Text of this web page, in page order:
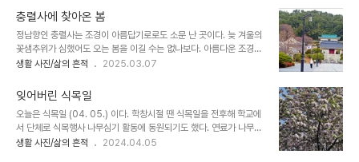
가 주렁주렁 달린 의중지 옆 모과나무충렬사 앞마당 -- 시민의 휴식처
로 그만이다. 전통 혼례식이 열리는 야외 결혼식장충렬사 본전과 충렬
문 안쪽의 모과나무도 주렁주렁 달렸다. 앞마당 위 언덕의 모과나무후
문 부근에 있는 모과나무는 커다란 배가 많이 달린 배나무를 연상시킨
다. 사무소 뒤의 아름다운 단풍충렬문 앞 반송돌감과 풍성하게 달린 모
행시 통증을 느낀다. 들고 있던 카메..
충렬사에 찾아온 봄
정남향인 충렬사는 조경이 아름답기로로도 소문 난 곳이다. 늦 겨울의
꽃샘추위가 심했어도 오는 봄을 이길 수는 없나보다. 아름다운 조경과
함께 핀 봄의 전령인 매화가 ㅇㅃ브다. 충렬사 전경충렬문 옆 언덕의
좋은 반송수령이 상당한 휴식처의 소나무의중지의 비단잉어독특한 모
습으로 관리되는 향나무 안락교차로 화단에 만개한 매화와 피기 시작
하는 청매화 올해는 옥상화단의 산수유가 매화보다 일찍 개화했다. 옥
상화단의 홍매화가 많은 꽃망울을 맺고 있다.
생활 사진/삶의 흔적 2025.03.07
잊어버린 식목일
오늘은 식목일 (04. 05.) 이다. 학창시절 땐 식목일을 전후해 학교에
서 단체로 식목행사 나무심기 활동에 동원되기도 했다. 연료가 나무에
서 무연탄, 석유, 프로판가스, 도시가스, 전기로 바뀜에 따라 화목의 수
생활 사진/삶의 흔적 2024.04.05